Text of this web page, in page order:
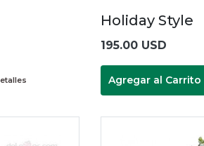
Holiday Style
195.00 USD
Agregar al Carrito